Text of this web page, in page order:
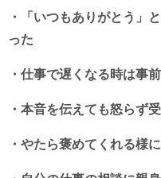
・「いつもありがとう」
った
・仕事で遅くなる時は事
・本音を伝えても怒らず
・やたら褒めてくれる様